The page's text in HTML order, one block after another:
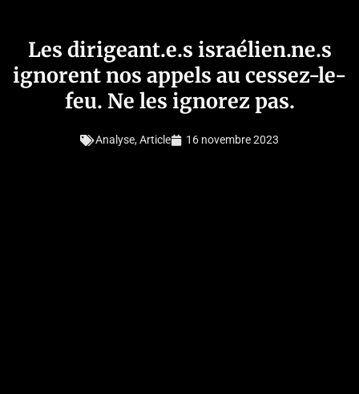
Les dirigeant.e.s israélien.ne.s
ignorent nos appels au cessez-le-
feu. Ne les ignorez pas.
Analyse,Article 16 novembre 2023